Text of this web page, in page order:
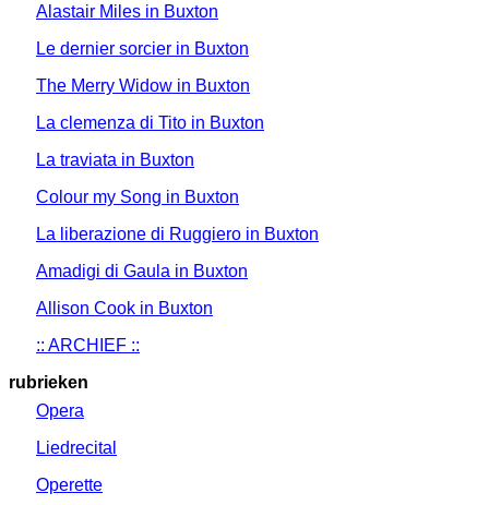
Alastair Miles in Buxton
Le dernier sorcier in Buxton
The Merry Widow in Buxton
La clemenza di Tito in Buxton
La traviata in Buxton
Colour my Song in Buxton
La liberazione di Ruggiero in Buxton
Amadigi di Gaula in Buxton
Allison Cook in Buxton
:: ARCHIEF ::
rubrieken
Opera
Liedrecital
Operette